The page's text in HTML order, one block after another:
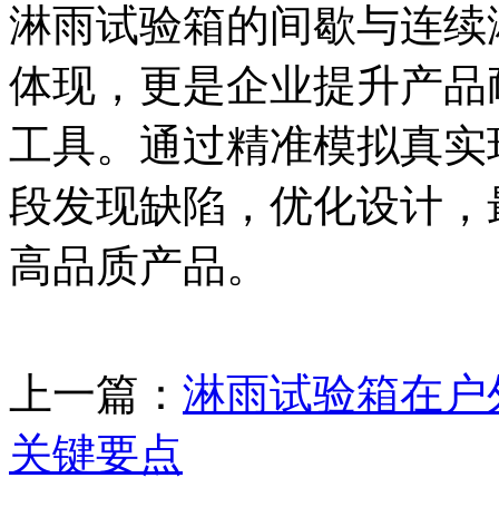
淋雨试验箱的间歇与连
体现，更是企业提升产
工具。通过精准模拟真
段发现缺陷，优化设计
高品质产品。
上一篇： 淋雨试验箱在
关键要点